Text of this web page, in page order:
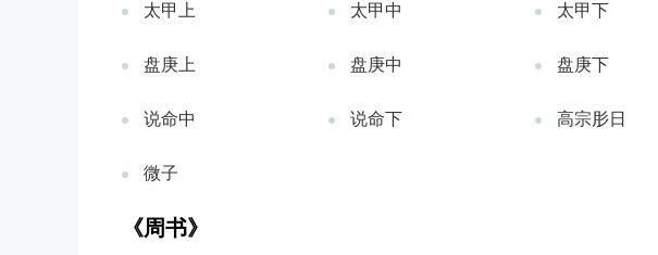
太甲上 太甲中 太甲下
盘庚上 盘庚中 盘庚下
说命中 说命下 高宗肜日
微子
《周书》